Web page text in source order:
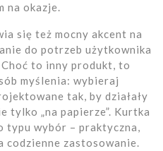
na okazje.
się też mocny akcent na
do potrzeb użytkownika
to inny produkt, to
myślenia: wybieraj
tak, by działały
tylko „na papierze”. Kurtka
typu wybór – praktyczna,
codzienne zastosowanie.